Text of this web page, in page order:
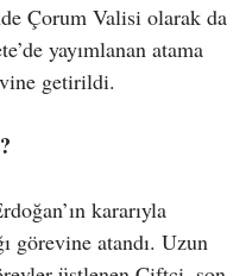
Çorum Valisi olarak da
yayımlanan atama
getirildi.
kararıyla
görevine atandı. Uzun